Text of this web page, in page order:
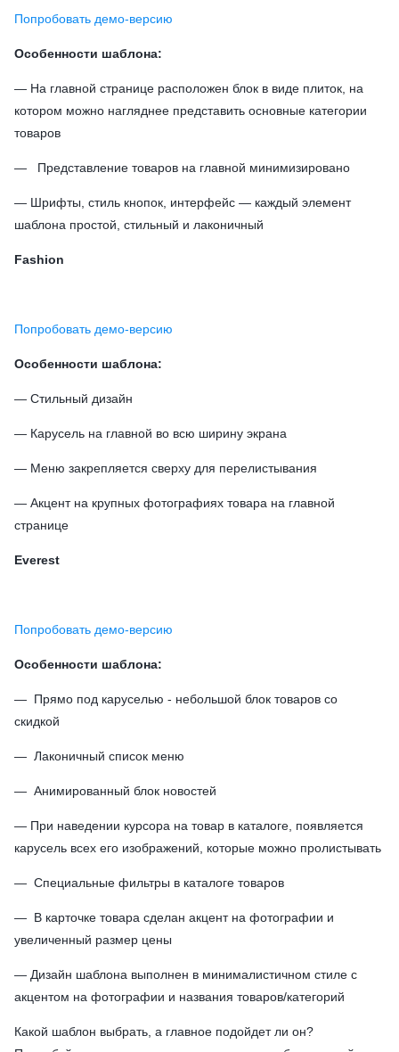
Попробовать демо-версию
Особенности шаблона:
— На главной странице расположен блок в виде плиток, на
котором можно нагляднее представить основные категории
товаров
— Представление товаров на главной минимизировано
— Шрифты, стиль кнопок, интерфейс — каждый элемент
шаблона простой, стильный и лаконичный
Fashion
Попробовать демо-версию
Особенности шаблона:
— Стильный дизайн
— Карусель на главной во всю ширину экрана
— Меню закрепляется сверху для перелистывания
— Акцент на крупных фотографиях товара на главной
странице
Everest
Попробовать демо-версию
Особенности шаблона:
— Прямо под каруселью - небольшой блок товаров со
скидкой
— Лаконичный список меню
— Анимированный блок новостей
— При наведении курсора на товар в каталоге, появляется
карусель всех его изображений, которые можно пролистывать
— Cпециальные фильтры в каталоге товаров
— В карточке товара сделан акцент на фотографии и
увеличенный размер цены
— Дизайн шаблона выполнен в минималистичном стиле с
акцентом на фотографии и названия товаров/категорий
Какой шаблон выбрать, а главное подойдет ли он?